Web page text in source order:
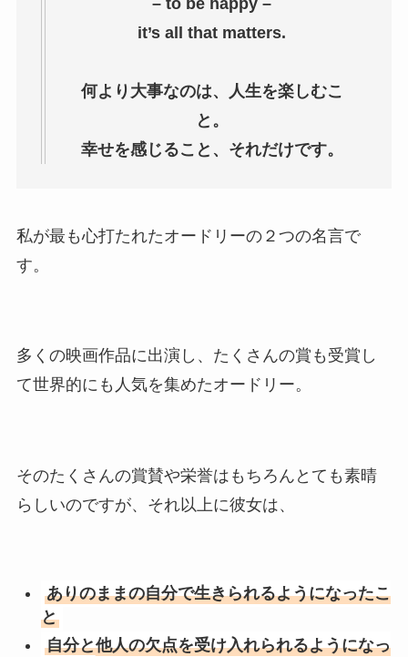
it’s all that matters.
何より大事なのは、人生を楽しむこ
と。
幸せを感じること、それだけです。
私が最も心打たれたオードリーの２つの名言で
す。
多くの映画作品に出演し、たくさんの賞も受賞し
て世界的にも人気を集めたオードリー。
そのたくさんの賞賛や栄誉はもちろんとても素晴
らしいのですが、それ以上に彼女は、
ありのままの自分で生きられるようになったこ
と
自分と他人の欠点を受け入れられるようになっ